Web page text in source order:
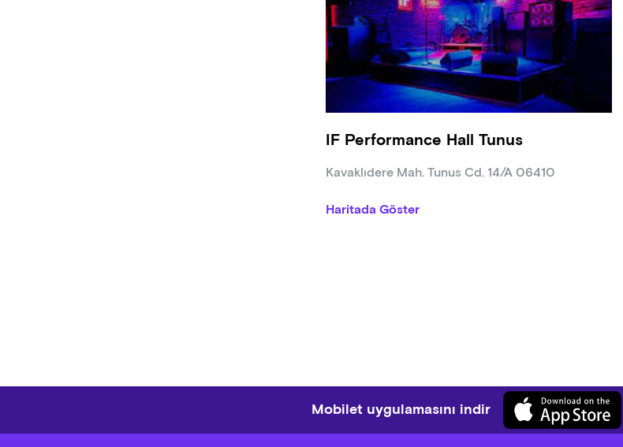
IF Performance Hall Tunus
Kavaklıdere Mah. Tunus Cd. 14/A 06410
Haritada Göster
Mobilet uygulamasını indir